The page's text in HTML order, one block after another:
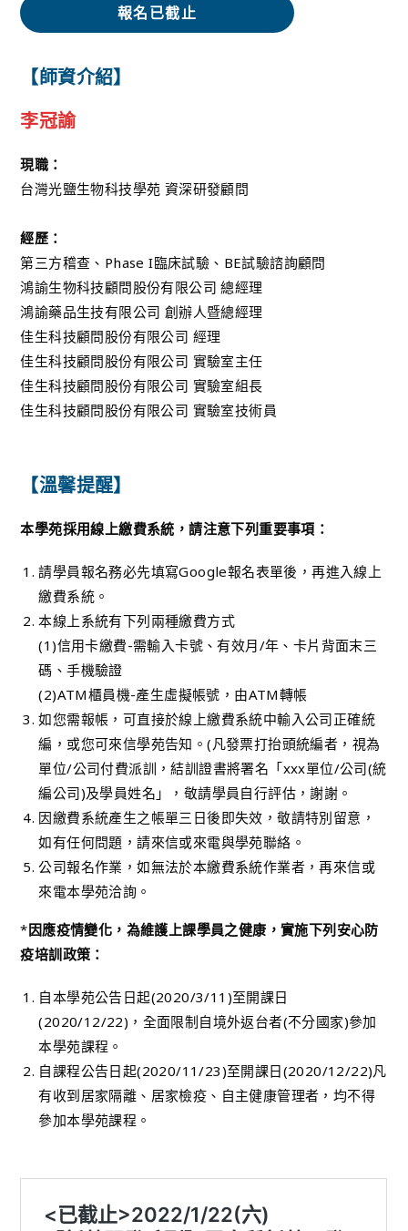
報名已截止
【師資介紹】
李冠諭
現職：
台灣光鹽生物科技學苑 資深研發顧問
經歷：
第三方稽查、Phase I臨床試驗、BE試驗諮詢顧問
鴻諭生物科技顧問股份有限公司 總經理
鴻諭藥品生技有限公司 創辦人暨總經理
佳生科技顧問股份有限公司 經理
佳生科技顧問股份有限公司 實驗室主任
佳生科技顧問股份有限公司 實驗室組長
佳生科技顧問股份有限公司 實驗室技術員
【溫馨提醒】
本學苑採用線上繳費系統，請注意下列重要事項：
請學員報名務必先填寫Google報名表單後，再進入線上
繳費系統。
本線上系統有下列兩種繳費方式
(1)信用卡繳費-需輸入卡號、有效月/年、卡片背面末三
碼、手機驗證
(2)ATM櫃員機-產生虛擬帳號，由ATM轉帳
如您需報帳，可直接於線上繳費系統中輸入公司正確統
編，或您可來信學苑告知。(凡發票打抬頭統編者，視為
單位/公司付費派訓，結訓證書將署名「xxx單位/公司(統
編公司)及學員姓名」，敬請學員自行評估，謝謝。
因繳費系統產生之帳單三日後即失效，敬請特別留意，
如有任何問題，請來信或來電與學苑聯絡。
公司報名作業，如無法於本繳費系統作業者，再來信或
來電本學苑洽詢。
*因應疫情變化，為維護上課學員之健康，實施下列安心防
疫培訓政策：
自本學苑公告日起(2020/3/11)至開課日
(2020/12/22)，全面限制自境外返台者(不分國家)參加
本學苑課程。
自課程公告日起(2020/11/23)至開課日(2020/12/22)凡
有收到居家隔離、居家檢疫、自主健康管理者，均不得
參加本學苑課程。